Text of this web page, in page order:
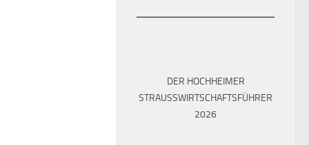
DER HOCHHEIMER
STRAUSSWIRTSCHAFTSFÜHRER 2
026